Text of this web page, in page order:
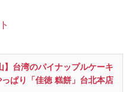
】台湾のパイナップルケーキ
ぱり「佳徳 糕餅」台北本店